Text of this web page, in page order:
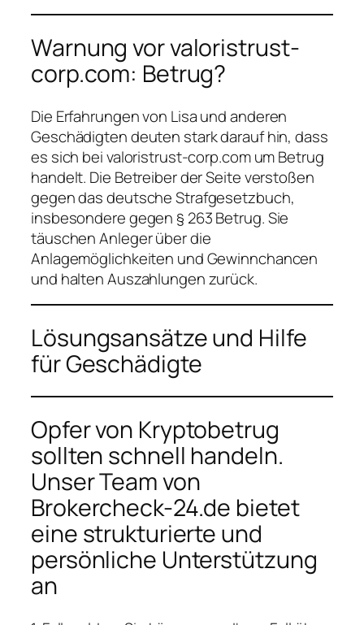
Warnung vor valoristrust-
corp.com: Betrug?
Die Erfahrungen von Lisa und anderen
Geschädigten deuten stark darauf hin, dass
es sich bei valoristrust-corp.com um Betrug
handelt. Die Betreiber der Seite verstoßen
gegen das deutsche Strafgesetzbuch,
insbesondere gegen § 263 Betrug. Sie
täuschen Anleger über die
Anlagemöglichkeiten und Gewinnchancen
und halten Auszahlungen zurück.
Lösungsansätze und Hilfe
für Geschädigte
Opfer von Kryptobetrug
sollten schnell handeln.
Unser Team von
Brokercheck-24.de bietet
eine strukturierte und
persönliche Unterstützung
an